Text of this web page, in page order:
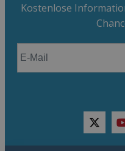
Kostenlose
twitter